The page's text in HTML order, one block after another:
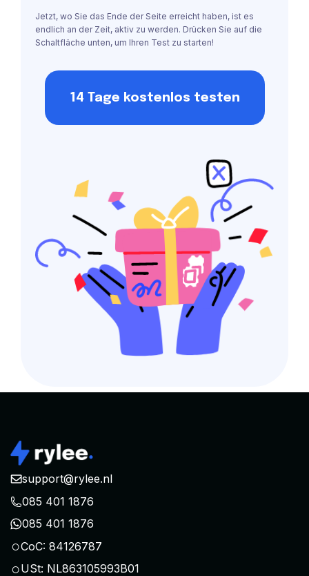
Jetzt, wo Sie das Ende der Seite erreicht haben, ist es
endlich an der Zeit, aktiv zu werden. Drücken Sie auf die
Schaltfläche unten, um Ihren Test zu starten!
14 Tage kostenlos testen
support@rylee.nl
085 401 1876
085 401 1876
○CoC: 84126787
○USt: NL863105993B01